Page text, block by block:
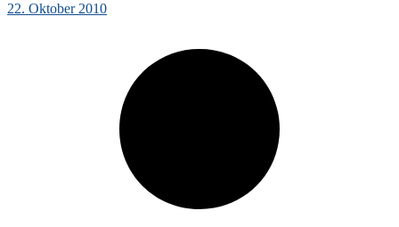
22. Oktober 2010